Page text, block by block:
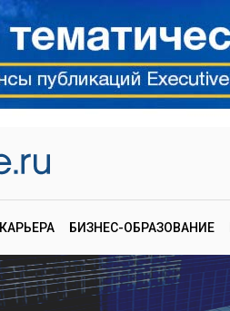
КАРЬЕРА БИЗНЕС-ОБРАЗОВАНИЕ